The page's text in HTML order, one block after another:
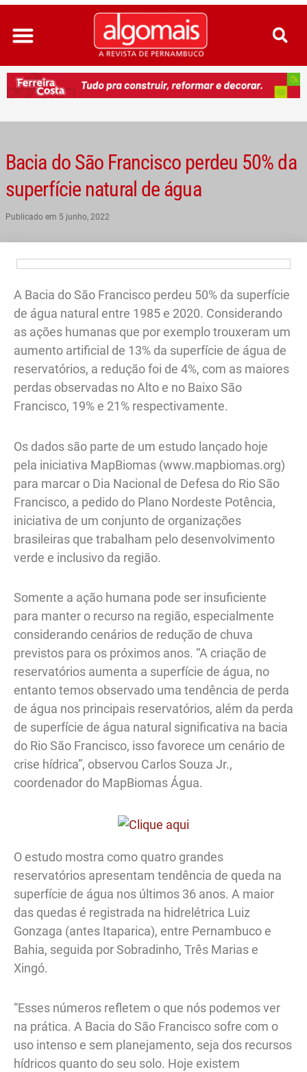
Ir
para
conteúdo
Bacia do São Francisco perdeu 50% da
superfície natural de água
Publicado em 5 junho, 2022
A Bacia do São Francisco perdeu 50% da superfície
de água natural entre 1985 e 2020. Considerando
as ações humanas que por exemplo trouxeram um
aumento artificial de 13% da superfície de água de
reservatórios, a redução foi de 4%, com as maiores
perdas observadas no Alto e no Baixo São
Francisco, 19% e 21% respectivamente.
Os dados são parte de um estudo lançado hoje
pela iniciativa MapBiomas (www.mapbiomas.org)
para marcar o Dia Nacional de Defesa do Rio São
Francisco, a pedido do Plano Nordeste Potência,
iniciativa de um conjunto de organizações
brasileiras que trabalham pelo desenvolvimento
verde e inclusivo da região.
Somente a ação humana pode ser insuficiente
para manter o recurso na região, especialmente
considerando cenários de redução de chuva
previstos para os próximos anos. “A criação de
reservatórios aumenta a superfície de água, no
entanto temos observado uma tendência de perda
de água nos principais reservatórios, além da perda
de superfície de água natural significativa na bacia
do Rio São Francisco, isso favorece um cenário de
crise hídrica”, observou Carlos Souza Jr.,
coordenador do MapBiomas Água.
O estudo mostra como quatro grandes
reservatórios apresentam tendência de queda na
superfície de água nos últimos 36 anos. A maior
das quedas é registrada na hidrelétrica Luiz
Gonzaga (antes Itaparica), entre Pernambuco e
Bahia, seguida por Sobradinho, Três Marias e
Xingó.
“Esses números refletem o que nós podemos ver
na prática. A Bacia do São Francisco sofre com o
uso intenso e sem planejamento, seja dos recursos
hídricos quanto do seu solo. Hoje existem